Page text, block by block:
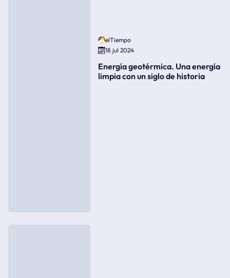
elTiempo
18 jul 2024
Energía geotérmica. Una energía
limpia con un siglo de historia